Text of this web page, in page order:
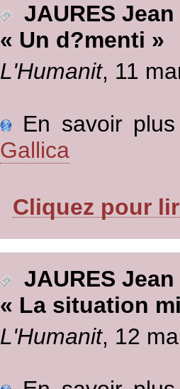
JAURES Jean
« Un d?menti »
L'Humanit, 11
En savoir
Gallica
Cliquez pour
JAURES Jean
« La situation
L'Humanit, 12